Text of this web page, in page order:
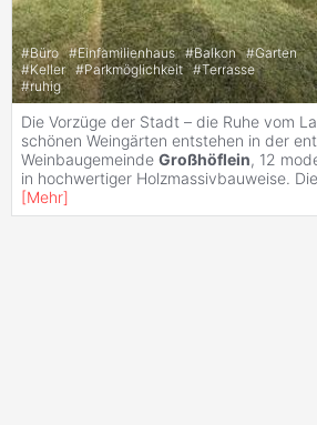
#Büro #Einfamilienhaus #Balkon #Garten
#Keller #Parkmöglichkeit #Terrasse
#ruhig
Die Vorzüge der Stadt – die Ruhe vom
schönen Weingärten entstehen in der
Weinbaugemeinde Großhöflein, 12
in hochwertiger Holzmassivbauweise.
[Mehr]